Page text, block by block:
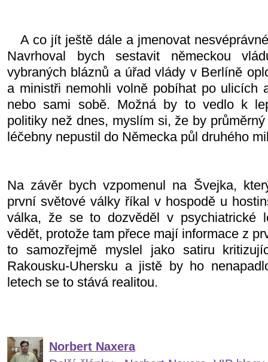
A co jít ještě dále a jmenovat
Navrhoval bych sestavit německou
vybraných bláznů a úřad vlády v Berlíně
a ministři nemohli volně pobíhat po ulicích
nebo sami sobě. Možná by to vedlo k
politiky než dnes, myslím si, že by
léčebny nepustil do Německa půl druhého
Na závěr bych vzpomenul na Švejka,
první světové války říkal v hospodě u
válka, že se to dozvěděl v psychiatrické
vědět, protože tam přece mají informace z
to samozřejmě myslel jako satiru
Rakousku-Uhersku a jistě by ho
letech se to stává realitou.
Norbert Naxera